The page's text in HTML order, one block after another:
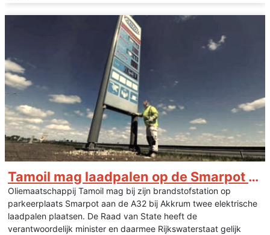
Tamoil mag laadpalen op de Smarpot bij Akkrum plaatsen
Oliemaatschappij Tamoil mag bij zijn brandstofstation op
parkeerplaats Smarpot aan de A32 bij Akkrum twee elektrische
laadpalen plaatsen. De Raad van State heeft de
verantwoordelijk minister en daarmee Rijkswaterstaat gelijk